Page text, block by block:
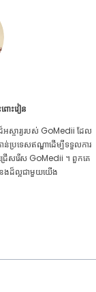
រងនោម
រ​ព្យាបាល​គ្រប់​ប្រភេទ​សម្រាប់​
ឆ្លងកាត់ GoMedii ជាមួយនឹង
ទងពួកគេ។